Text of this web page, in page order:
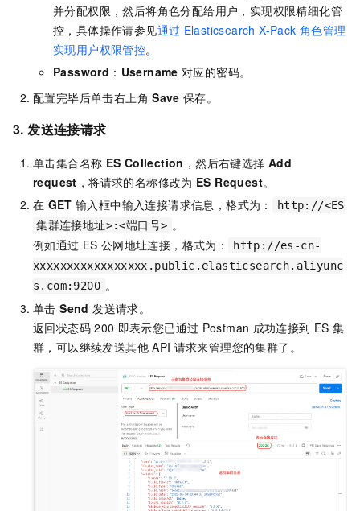
并分配权限，然后将角色分配给用户，实现权限精细化管
控，具体操作请参见通过 Elasticsearch X-Pack 角色管理
实现用户权限管控。
Password ： Username 对应的密码。
配置完毕后单击右上角 Save 保存。
3. 发送连接请求
单击集合名称 ES Collection ，然后右键选择 Add
request ，将请求的名称修改为 ES Request。
在 GET 输入框中输入连接请求信息，格式为：
http://<ES
集群连接地址>:<端口号> 。
例如通过 ES 公网地址连接，格式为：
http://es-cn-
xxxxxxxxxxxxxxxxx.public.elasticsearch.aliyunc
s.com:9200 。
单击Send 发送请求。
返回状态码 200 即表示您已通过 Postman 成功连接到 ES 集
群，可以继续发送其他 API 请求来管理您的集群了。